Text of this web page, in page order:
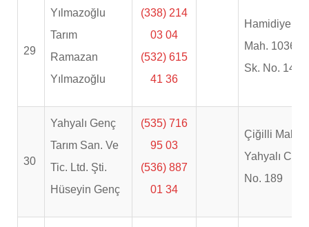
29
Yılmazoğlu
Tarım
Ramazan
Yılmazoğlu
(338) 214
03 04
(532) 615
41 36
Hamidiye
Mah. 1036
Sk. No. 14
30
Yahyalı Genç
Tarım San. Ve
Tic. Ltd. Şti.
Hüseyin Genç
(535) 716
95 03
(536) 887
01 34
Çiğilli Mah.
Yahyalı Cad.
No. 189